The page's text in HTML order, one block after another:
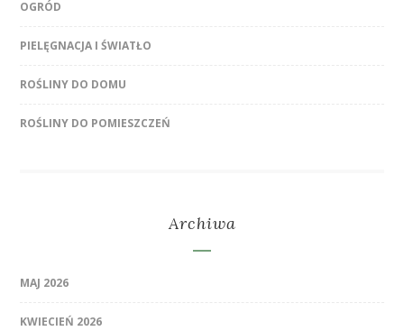
OGRÓD
PIELĘGNACJA I ŚWIATŁO
ROŚLINY DO DOMU
ROŚLINY DO POMIESZCZEŃ
Archiwa
MAJ 2026
KWIECIEŃ 2026